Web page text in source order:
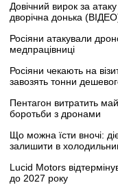
Довічний вирок за
дворічна донька
Росіяни атакували
медпрацівниці
Росіяни чекають на
завозять тонни
Пентагон витратить
боротьби з дронами
Що можна їсти вночі:
залишити в
Lucid Motors
до 2027 року